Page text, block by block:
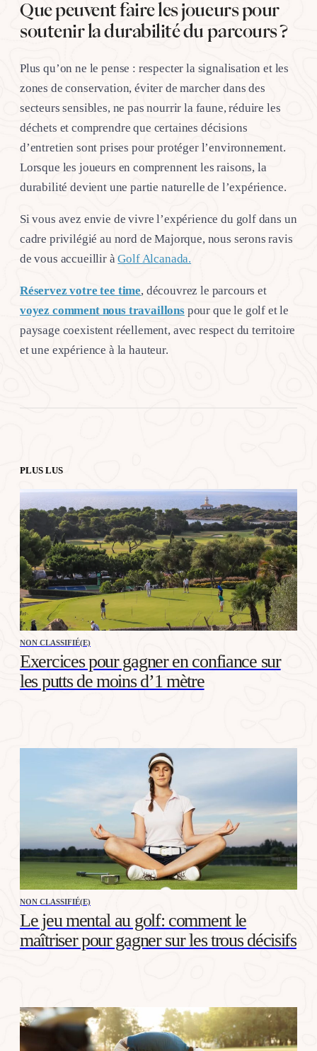
Que peuvent faire les joueurs pour
soutenir la durabilité du parcours ?
Plus qu’on ne le pense : respecter la signalisation et les
zones de conservation, éviter de marcher dans des
secteurs sensibles, ne pas nourrir la faune, réduire les
déchets et comprendre que certaines décisions
d’entretien sont prises pour protéger l’environnement.
Lorsque les joueurs en comprennent les raisons, la
durabilité devient une partie naturelle de l’expérience.
Si vous avez envie de vivre l’expérience du golf dans un
cadre privilégié au nord de Majorque, nous serons ravis
de vous accueillir àGolf Alcanada.
Réservez votre tee time, découvrez le parcours et
voyez comment nous travaillonspour que le golf et le
paysage coexistent réellement, avec respect du territoire
et une expérience à la hauteur.
PLUS LUS
NON CLASSIFIÉ(E)
Exercices pour gagner en confiance sur
les putts de moins d’1 mètre
NON CLASSIFIÉ(E)
Le jeu mental au golf: comment le
maîtriser pour gagner sur les trous décisifs